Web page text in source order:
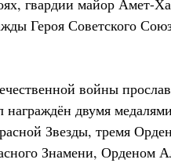
гвардии майор Амет-
Героя Советского
войны
награждён двумя
Звезды, тремя
Знамени, Орденом